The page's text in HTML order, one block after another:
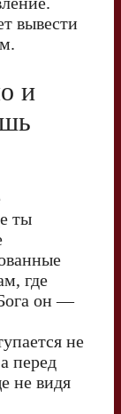
вывести
и
ты
где
он —
не
перед
не видя